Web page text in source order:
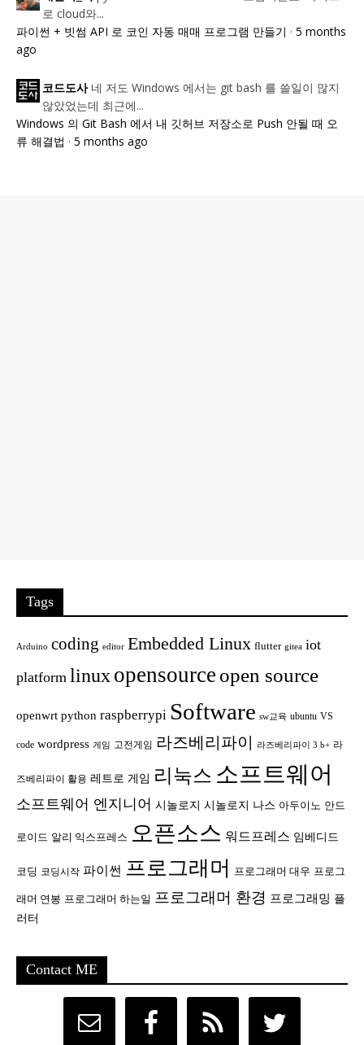
로 cloud와...
파이썬 + 빗썸 API 로 코인 자동 매매 프로그램 만들기 · 5 months
ago
코드도사 네 저도 Windows 에서는 git bash 를 쓸일이 많지
않았었는데 최근에...
Windows 의 Git Bash 에서 내 깃허브 저장소로 Push 안될 때 오
류 해결법 · 5 months ago
Tags
Arduino coding editor Embedded Linux flutter gitea iot
platform linux opensource open source
openwrt python raspberrypi Software sw교육 ubuntu VS
code wordpress 게임 고전게임 라즈베리파이 라즈베리파이 3 b+ 라
즈베리파이 활용 레트로 게임 리눅스 소프트웨어
소프트웨어 엔지니어 시놀로지 시놀로지 나스 아두이노 안드
로이드 알리 익스프레스 오픈소스 워드프레스 임베디드
코딩 코딩시작 파이썬 프로그래머 프로그래머 대우 프로그
래머 연봉 프로그래머 하는일 프로그래머 환경 프로그래밍 플
러터
Contact ME